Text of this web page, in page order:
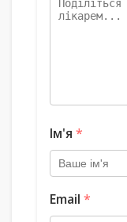
Ім'я *
Email *